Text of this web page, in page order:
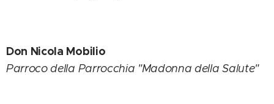
Don Nicola Mobilio
Parroco della Parrocchia "Madonna della Salute"